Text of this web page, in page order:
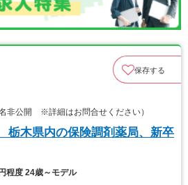
保存する
非公開 ※詳細はお問合せください）
栃木県内の保険調剤薬局、新卒
程度 24歳～モデル